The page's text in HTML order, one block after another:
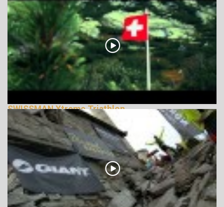
133825 Nézetek
SWISSMAN Xtreme Triathlon
135098 Nézetek